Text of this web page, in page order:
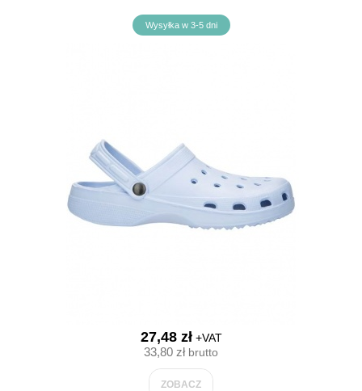
Wysyłka w 3-5 dni
27,48 zł+VAT
33,80 złbrutto
ZOBACZ